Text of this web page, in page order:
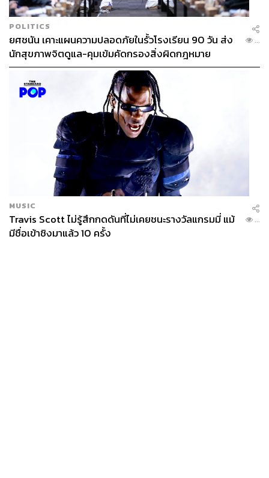
POLITICS
ยศชนัน เคาะแผนความปลอดภัยในรั้วโรงเรียน 90 วัน ส่ง
นักสุขภาพจิตดูแล-คุมเข้มคัดกรองสิ่งผิดกฎหมาย
...
MUSIC
Travis Scott ไม่รู้สึกกดดันที่ไม่เคยชนะรางวัลแกรมมี่ แม้
มีชื่อเข้าชิงมาแล้ว 10 ครั้ง
...